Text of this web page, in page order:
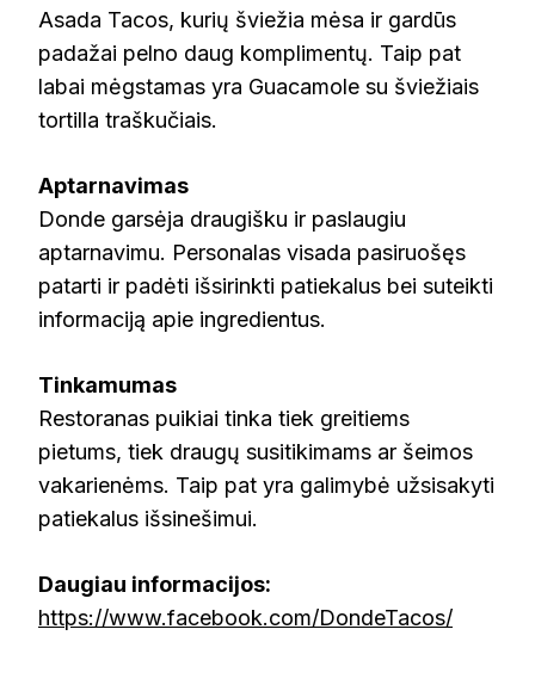
Asada Tacos, kurių šviežia mėsa ir gardūs
padažai pelno daug komplimentų. Taip pat
labai mėgstamas yra Guacamole su šviežiais
tortilla traškučiais.
Aptarnavimas
Donde garsėja draugišku ir paslaugiu
aptarnavimu. Personalas visada pasiruošęs
patarti ir padėti išsirinkti patiekalus bei suteikti
informaciją apie ingredientus.
Tinkamumas
Restoranas puikiai tinka tiek greitiems
pietums, tiek draugų susitikimams ar šeimos
vakarienėms. Taip pat yra galimybė užsisakyti
patiekalus išsinešimui.
Daugiau informacijos:
https://www.facebook.com/DondeTacos/